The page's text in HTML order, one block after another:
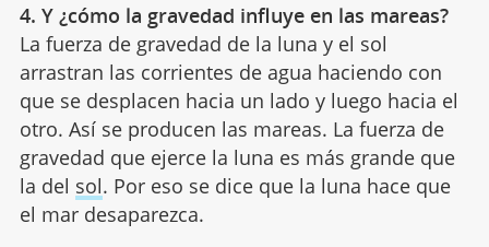
4. Y ¿cómo la gravedad influye en las mareas?
La fuerza de gravedad de la luna y el sol
arrastran las corrientes de agua haciendo con
que se desplacen hacia un lado y luego hacia el
otro. Así se producen las mareas. La fuerza de
gravedad que ejerce la luna es más grande que
la del sol. Por eso se dice que la luna hace que
el mar desaparezca.